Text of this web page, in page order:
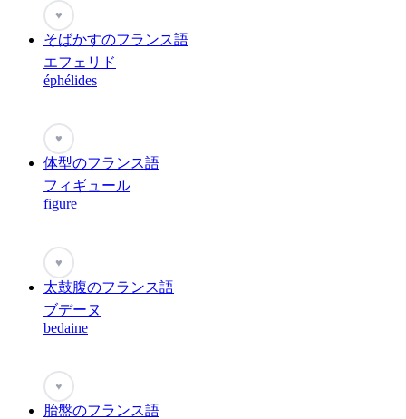
♥
そばかすのフランス語
エフェリド
éphélides
♥
体型のフランス語
フィギュール
figure
♥
太鼓腹のフランス語
ブデーヌ
bedaine
♥
胎盤のフランス語